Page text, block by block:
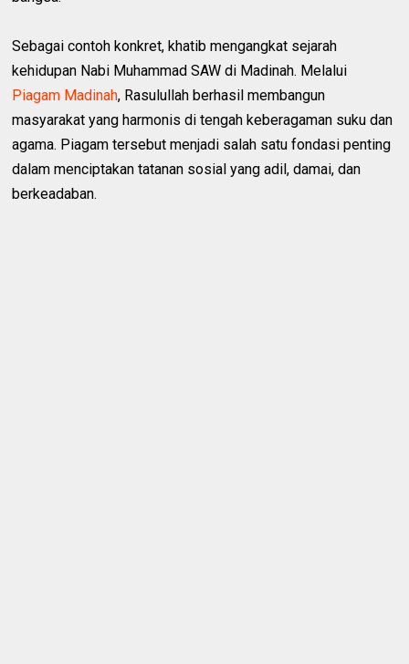
Sebagai contoh konkret, khatib mengangkat sejarah
kehidupan Nabi Muhammad SAW di Madinah. Melalui
Piagam Madinah, Rasulullah berhasil membangun
masyarakat yang harmonis di tengah keberagaman suku dan
agama. Piagam tersebut menjadi salah satu fondasi penting
dalam menciptakan tatanan sosial yang adil, damai, dan
berkeadaban.